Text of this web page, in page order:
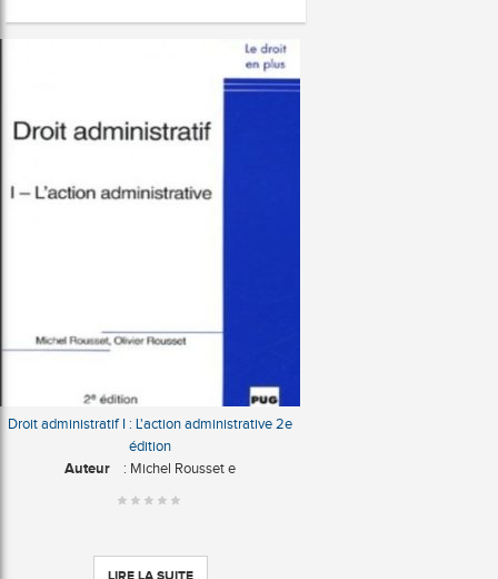
Droit administratif I : L'action administrative 2e
édition
Auteur : Michel Rousset e
LIRE LA SUITE